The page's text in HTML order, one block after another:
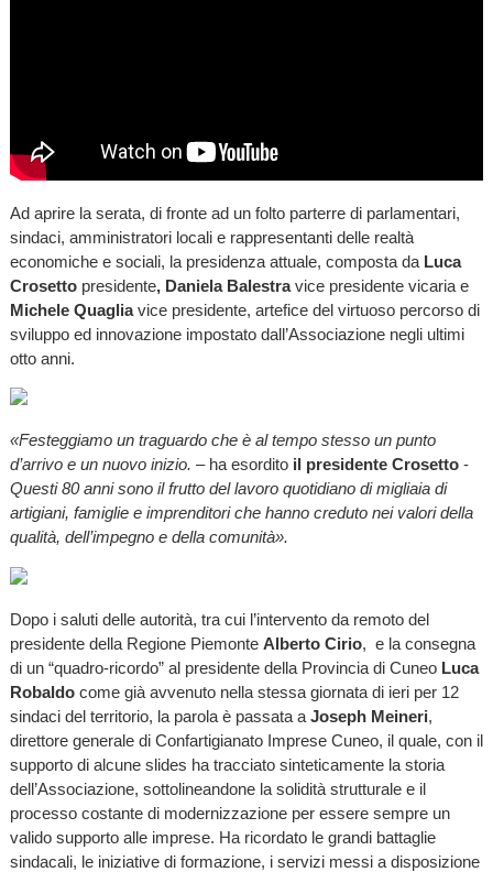
Ad aprire la serata, di fronte ad un folto parterre di parlamentari,
sindaci, amministratori locali e rappresentanti delle realtà
economiche e sociali, la presidenza attuale, composta da Luca
Crosetto presidente, Daniela Balestravice presidente vicaria e
Michele Quagliavice presidente, artefice del virtuoso percorso di
sviluppo ed innovazione impostato dall’Associazione negli ultimi
otto anni.
«Festeggiamo un traguardo che è al tempo stesso un punto
d’arrivo e un nuovo inizio. – ha esordito il presidente Crosetto-
Questi 80 anni sono il frutto del lavoro quotidiano di migliaia di
artigiani, famiglie e imprenditori che hanno creduto nei valori della
qualità, dell’impegno e della comunità».
Dopo i saluti delle autorità, tra cui l’intervento da remoto del
presidente della Regione Piemonte Alberto Cirio, e la consegna
di un “quadro-ricordo” al presidente della Provincia di Cuneo Luca
Robaldocome già avvenuto nella stessa giornata di ieri per 12
sindaci del territorio, la parola è passata a Joseph Meineri,
direttore generale di Confartigianato Imprese Cuneo, il quale, con il
supporto di alcune slides ha tracciato sinteticamente la storia
dell’Associazione, sottolineandone la solidità strutturale e il
processo costante di modernizzazione per essere sempre un
valido supporto alle imprese. Ha ricordato le grandi battaglie
sindacali, le iniziative di formazione, i servizi messi a disposizione